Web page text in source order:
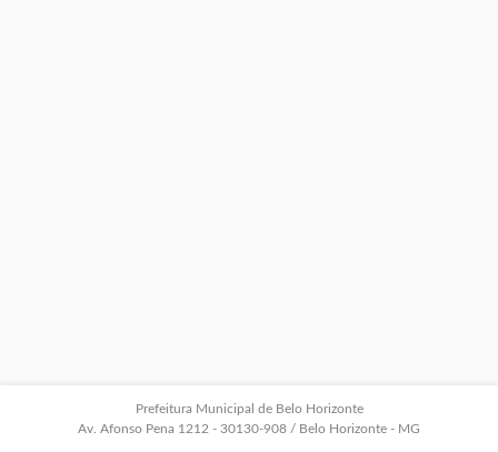
Prefeitura Municipal de Belo Horizonte
Av. Afonso Pena 1212 - 30130-908 / Belo Horizonte - MG